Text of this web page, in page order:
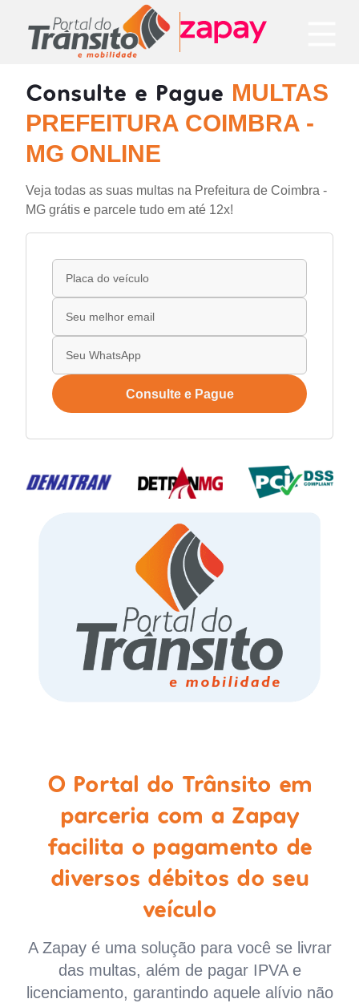
Consulte e Pague MULTAS
PREFEITURA COIMBRA -
MG ONLINE
Veja todas as suas multas na Prefeitura de Coimbra -
MG grátis e parcele tudo em até 12x!
Consulte e Pague
O Portal do Trânsito em
parceria com a Zapay
facilita o pagamento de
diversos débitos do seu
veículo
A Zapay é uma solução para você se livrar
das multas, além de pagar IPVA e
licenciamento, garantindo aquele alívio não